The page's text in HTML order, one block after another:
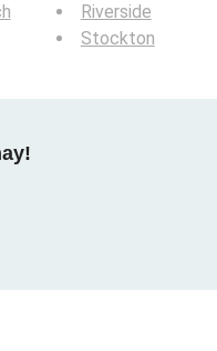
Riverside
Stockton